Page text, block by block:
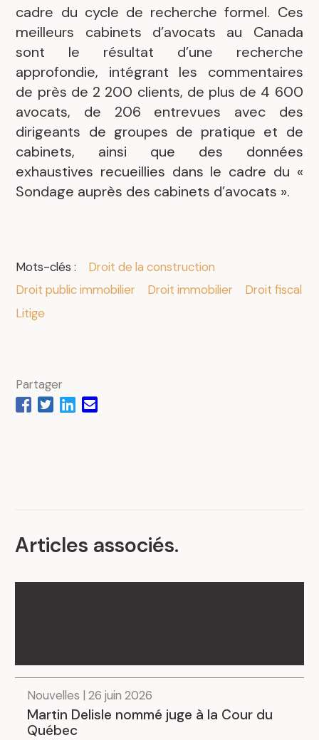
cadre du cycle de recherche formel. Ces
meilleurs cabinets d’avocats au Canada
sont le résultat d’une recherche
approfondie, intégrant les commentaires
de près de 2 200 clients, de plus de 4 600
avocats, de 206 entrevues avec des
dirigeants de groupes de pratique et de
cabinets, ainsi que des données
exhaustives recueillies dans le cadre du «
Sondage auprès des cabinets d’avocats ».
Mots-clés :
Droit de la construction
Droit public immobilier
Droit immobilier
Droit fiscal
Litige
Partager
Articles associés.
Nouvelles | 26 juin 2026
Martin Delisle nommé juge à la Cour du
Québec